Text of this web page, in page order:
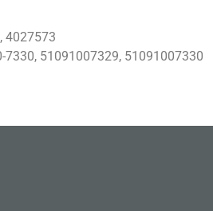
4027573
7330, 51091007329, 51091007330